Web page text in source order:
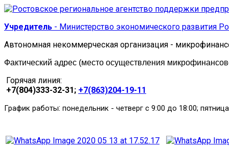
Учредитель - Министерство экономического развития
Автономная некоммерческая организация -
Фактический адрес (место осуществления
Горячая линия:
+7(804)333-32-31; +7(863)204-19-11
График работы: понедельник - четверг с 9:00 до 18:00;